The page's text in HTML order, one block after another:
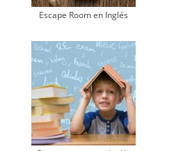
Escape Room en Inglés